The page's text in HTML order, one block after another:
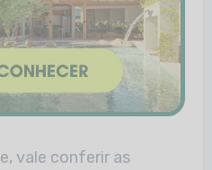
vale conferir as